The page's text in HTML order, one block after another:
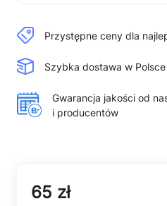
Przystępne ceny dla
Szybka dostawa w
Gwarancja jakości od
i producentów
65 zł